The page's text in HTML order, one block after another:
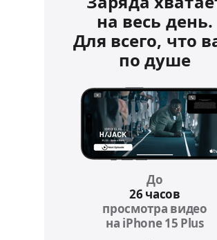
на весь день.
Для всего, что
по душе
До
26 часов
просмотра видео
на iPhone 15 Plus